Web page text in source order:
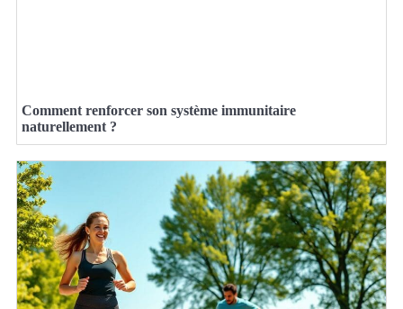
Comment renforcer son système immunitaire
naturellement ?